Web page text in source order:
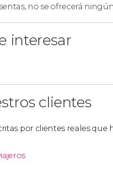
no se ofrecerá
interesar
clientes
por clientes reales